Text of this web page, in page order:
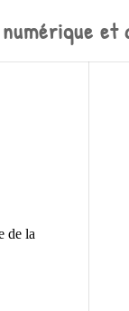
numérique et
de la